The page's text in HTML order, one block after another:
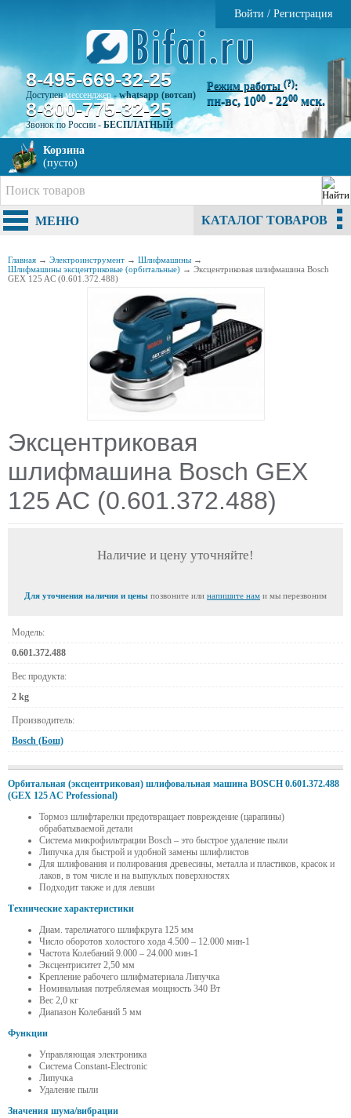
Войти / Регистрация
8-495-669-32-25
Доступенмессенджер-whatsapp (вотсап)
8-800-775-32-25
Звонок по России - БЕСПЛАТНЫЙ
Режим работы (?):
пн-вс, 1000 - 2200 мск.
Корзина
(пусто)
МЕНЮ КАТАЛОГ ТОВАРОВ
Главная → Электроинструмент → Шлифмашины →
Шлифмашины эксцентриковые (орбитальные) → Эксцентриковая шлифмашина Bosch
GEX 125 AC (0.601.372.488)
Эксцентриковая
шлифмашина Bosch GEX
125 AC (0.601.372.488)
Наличие и цену уточняйте!
Для уточнения наличия и цены позвоните или напишите нам и мы перезвоним
Модель:
0.601.372.488
Вес продукта:
2 kg
Производитель:
Bosch (Бош)
Орбитальная (эксцентриковая) шлифовальная машина BOSCH 0.601.372.488
(GEX 125 AC Professional)
Тормоз шлифтарелки предотвращает повреждение (царапины)
обрабатываемой детали
Система микрофильтрации Bosch – это быстрое удаление пыли
Липучка для быстрой и удобной замены шлифлистов
Для шлифования и полирования древесины, металла и пластиков, красок и
лаков, в том числе и на выпуклых поверхностях
Подходит также и для левши
Технические характеристики
Диам. тарельчатого шлифкруга 125 мм
Число оборотов холостого хода 4.500 – 12.000 мин-1
Частота Колебаний 9.000 – 24.000 мин-1
Эксцентриситет 2,50 мм
Крепление рабочего шлифматериала Липучка
Номинальная потребляемая мощность 340 Вт
Вес 2,0 кг
Диапазон Колебаний 5 мм
Функции
Управляющая электроника
Система Constant-Electronic
Липучка
Удаление пыли
Значения шума/вибрации